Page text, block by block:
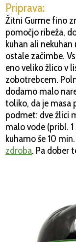
Priprava:
Žitni Gurme fino
pomočjo ribeža,
kuhan ali nekuhan
ostale začimbe.
eno veliko žlico v
zobotrebcem.
dodamo malo
toliko, da je masa
podmet: dve žlici
malo vode (pribl.
kuhamo še 10
zdroba. Pa dober